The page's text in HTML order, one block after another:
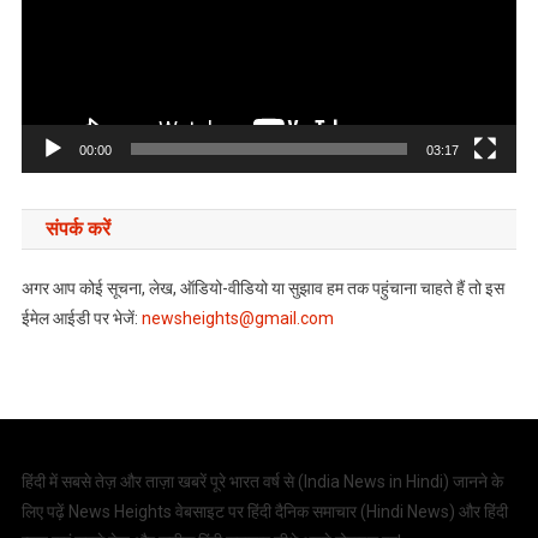
00:00 03:17
संपर्क करें
अगर आप कोई सूचना, लेख, ऑडियो-वीडियो या सुझाव हम तक पहुंचाना चाहते हैं तो इस
ईमेल आईडी पर भेजें: newsheights@gmail.com
हिंदी में सबसे तेज़ और ताज़ा खबरें पूरे भारत वर्ष से ( India News in Hindi) जानने के
लिए पढ़ें News Heights वेबसाइट पर हिंदी दैनिक समाचार (Hindi News) और हिंदी